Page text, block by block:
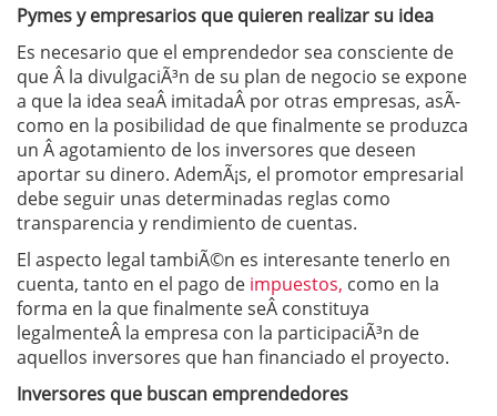
Pymes y empresarios que quieren realizar su idea
Es necesario que el emprendedor sea consciente de
que Â la divulgaciÃ³n de su plan de negocio se expone
a que la idea seaÂ imitadaÂ por otras empresas, asÃ­
como en la posibilidad de que finalmente se produzca
un Â agotamiento de los inversores que deseen
aportar su dinero. AdemÃ¡s, el promotor empresarial
debe seguir unas determinadas reglas como
transparencia y rendimiento de cuentas.
El aspecto legal tambiÃ©n es interesante tenerlo en
cuenta, tanto en el pago de impuestos, como en la
forma en la que finalmente seÂ constituya
legalmenteÂ la empresa con la participaciÃ³n de
aquellos inversores que han financiado el proyecto.
Inversores que buscan emprendedores